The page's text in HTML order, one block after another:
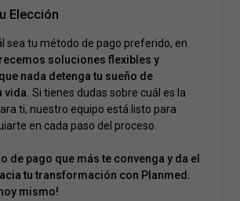
Elección
sea tu método de pago preferido, en
soluciones flexibles y
nada detenga tu sueño de
vida. Si tienes dudas sobre cuál es la
ti, nuestro equipo está listo para
en cada paso del proceso.
de pago que más te convenga y da el
tu transformación con Planmed.
mismo!